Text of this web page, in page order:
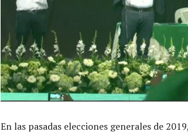
En las pasadas elecciones generales de